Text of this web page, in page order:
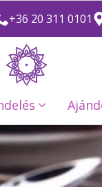
+36 20 311 0101